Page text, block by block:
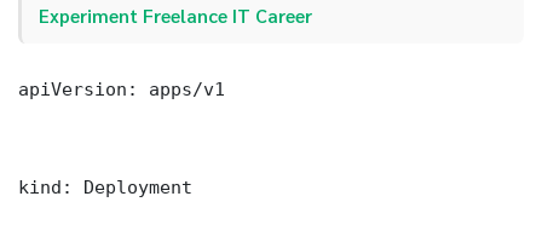
Experiment Freelance IT Career
apiVersion: apps/v1
kind: Deployment